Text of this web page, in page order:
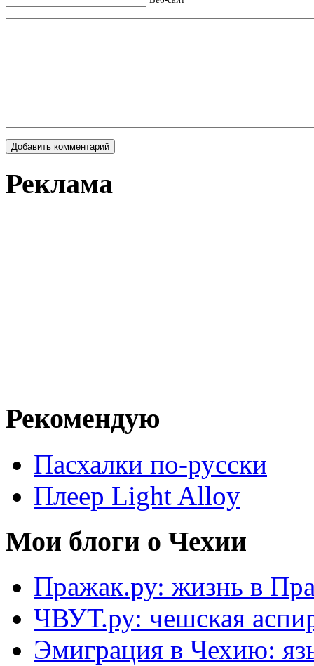
Реклама
Рекомендую
Пасхалки по-русски
Плеер Light Alloy
Мои блоги о Чехии
Пражак.ру: жизнь в
ЧВУТ.ру: чешская
Эмиграция в Чехию: